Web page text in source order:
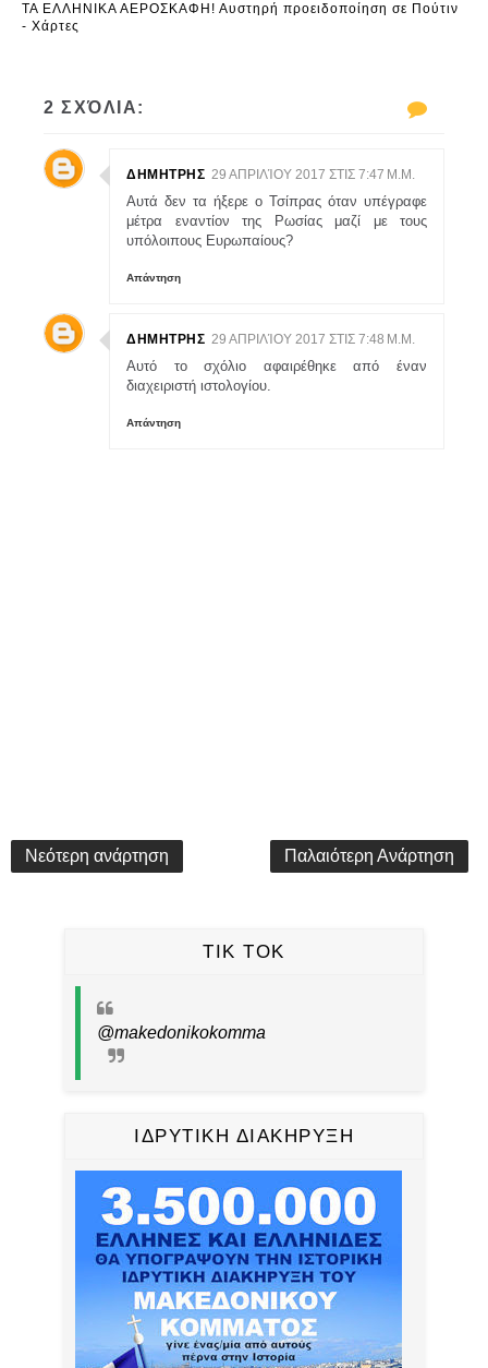
ΤΑ ΕΛΛΗΝΙΚΑ ΑΕΡΟΣΚΑΦΗ! Αυστηρή προειδοποίηση σε Πούτιν
- Χάρτες
2 ΣΧΌΛΙΑ:
ΔΗΜΗΤΡΗΣ 29 ΑΠΡΙΛΊΟΥ 2017 ΣΤΙΣ 7:47 Μ.Μ.
Αυτά δεν τα ήξερε ο Τσίπρας όταν υπέγραφε
μέτρα εναντίον της Ρωσίας μαζί με τους
υπόλοιπους Ευρωπαίους?
Απάντηση
ΔΗΜΗΤΡΗΣ 29 ΑΠΡΙΛΊΟΥ 2017 ΣΤΙΣ 7:48 Μ.Μ.
Αυτό το σχόλιο αφαιρέθηκε από έναν
διαχειριστή ιστολογίου.
Απάντηση
Νεότερη ανάρτηση Παλαιότερη Ανάρτηση
TIK TOK
@makedonikokomma
ΙΔΡΥΤΙΚΗ ΔΙΑΚΗΡΥΞΗ